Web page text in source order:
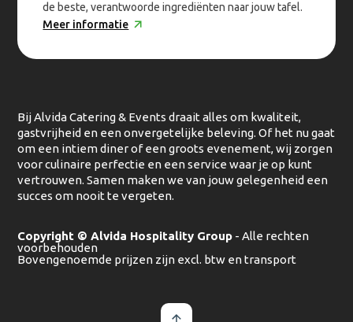
de beste, verantwoorde ingrediënten naar jouw tafel.
Meer informatie
Bij Alvida Catering & Events draait alles om kwaliteit,
gastvrijheid en een onvergetelijke beleving. Of het nu gaat
om een intiem diner of een groots evenement, wij zorgen
voor culinaire perfectie en een service waar je op kunt
vertrouwen. Samen maken we van jouw gelegenheid een
succes om nooit te vergeten.
Copyright © Alvida Hospitality Group - Alle rechten
voorbehouden
Bovengenoemde prijzen zijn excl. btw en transport